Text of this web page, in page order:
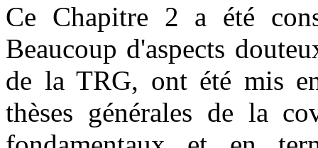
Ce Chapitre 2 a été
Beaucoup d'aspects
de la TRG, ont été mis
thèses générales de la